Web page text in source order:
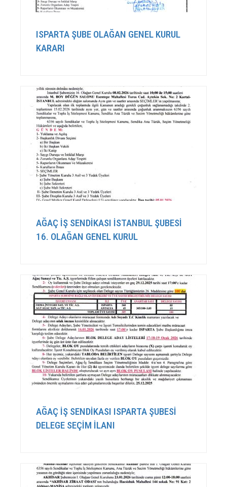
ISPARTA ŞUBE OLAĞAN GENEL KURUL
KARARI
AĞAÇ İŞ SENDİKASI İSTANBUL ŞUBESİ
16. OLAĞAN GENEL KURUL
AĞAÇ İŞ SENDİKASI ISPARTA ŞUBESİ
DELEGE SEÇİM İLANI